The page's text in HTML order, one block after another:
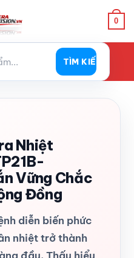
0
TÌM KIẾM
Nhiệt
Vững Chắc
Đồng
diễn biến phức
nhiệt trở thành